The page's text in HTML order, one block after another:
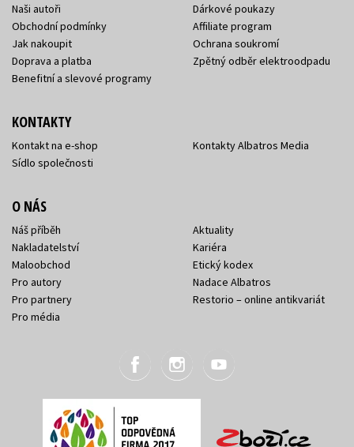
Naši autoři
Obchodní podmínky
Jak nakoupit
Doprava a platba
Benefitní a slevové programy
Dárkové poukazy
Affiliate program
Ochrana soukromí
Zpětný odběr elektroodpadu
KONTAKTY
Kontakt na e-shop
Sídlo společnosti
Kontakty Albatros Media
O NÁS
Náš příběh
Nakladatelství
Maloobchod
Pro autory
Pro partnery
Pro média
Aktuality
Kariéra
Etický kodex
Nadace Albatros
Restorio – online antikvariát